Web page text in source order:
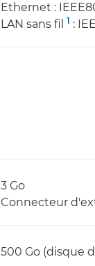
Ethernet :
LAN sans fil 1 :
3 Go
Connecteur
500 Go (disque